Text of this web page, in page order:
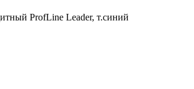
ProfLine Leader, т.синий